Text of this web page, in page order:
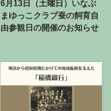
6月13日（土曜日）いなぶ
まゆっこクラブ蚕の飼育自
由参観日の開催のお知らせ